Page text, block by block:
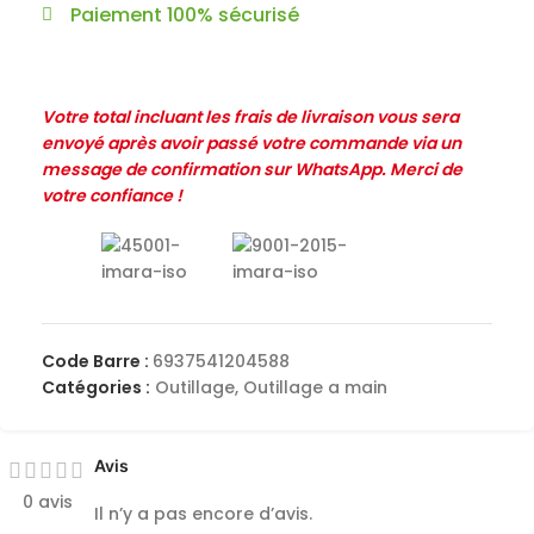
Paiement 100% sécurisé
Votre total incluant les frais de livraison vous sera
envoyé après avoir passé votre commande via un
message de confirmation sur WhatsApp. Merci de
votre confiance !
Code Barre : 6937541204588
Catégories : Outillage, Outillage a main
0 avis
Avis
Il n’y a pas encore d’avis.